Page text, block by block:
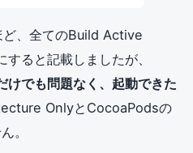
、全てのBuild Active
ると記載しましたが、
けでも問題なく、起動できた
OnlyとCocoaPodsの
。